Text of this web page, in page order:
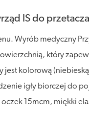
IS do
Wyrób medyczny
który
kolorową
igły biorczej do
15mcm, miękki